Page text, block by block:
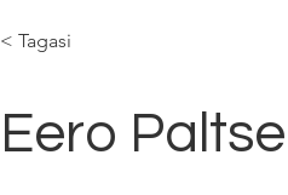
< Tagasi
Eero